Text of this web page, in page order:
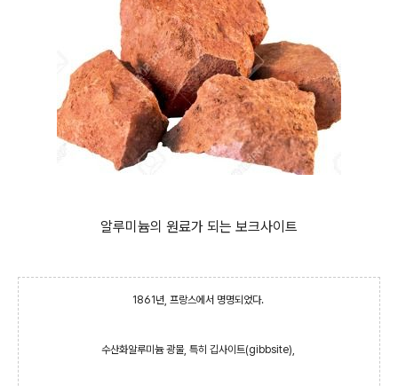
알루미늄의 원료가 되는 보크사이트
1861년, 프랑스에서 명명되었다.
수산화알루미늄 광물, 특히 깁사이트(gibbsite),